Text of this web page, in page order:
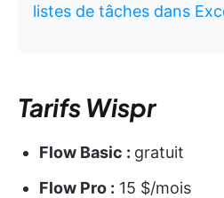
listes de tâches dans
Tarifs Wispr
Flow Basic : gratuit
Flow Pro : 15 $/mois